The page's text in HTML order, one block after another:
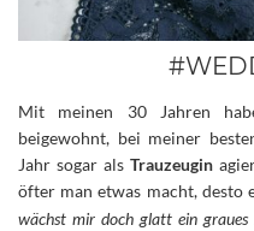
Mit meinen 30 Jahren
beigewohnt, bei meiner
Jahr sogar alsTrauzeugin
öfter man etwas macht,
wächst mir doch glatt ein